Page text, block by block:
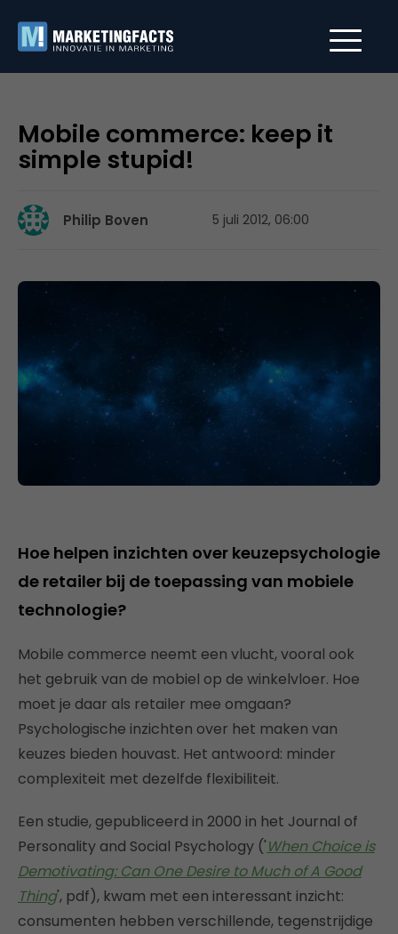
Mobile commerce: keep it
simple stupid!
Philip Boven 5 juli 2012, 06:00
Hoe helpen inzichten over keuzepsychologie
de retailer bij de toepassing van mobiele
technologie?
Mobile commerce neemt een vlucht, vooral ook
het gebruik van de mobiel op de winkelvloer. Hoe
moet je daar als retailer mee omgaan?
Psychologische inzichten over het maken van
keuzes bieden houvast. Het antwoord: minder
complexiteit met dezelfde flexibiliteit.
Een studie, gepubliceerd in 2000 in het Journal of
Personality and Social Psychology ('When Choice is
Demotivating: Can One Desire to Much of A Good
Thing', pdf), kwam met een interessant inzicht:
consumenten hebben verschillende, tegenstrijdige